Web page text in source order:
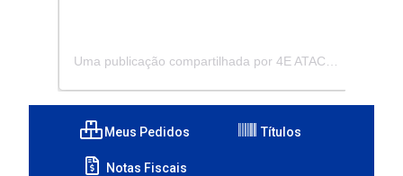
Meus Pedidos Títulos
Notas Fiscais